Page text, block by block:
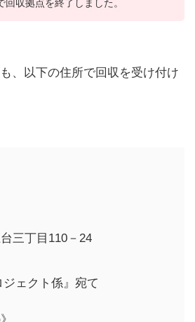
収拠点を終了しました。
、以下の住所で回収を受け付け
三丁目110－24
ジェクト係』宛て